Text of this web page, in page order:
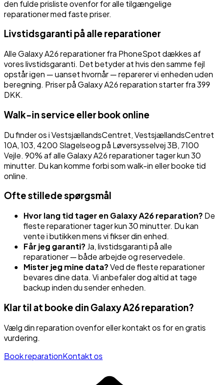
den fulde prisliste ovenfor for alle tilgængelige
reparationer med faste priser.
Livstidsgaranti på alle reparationer
AlleGalaxy A26reparationer fra PhoneSpot dækkes af
vores livstidsgaranti. Det betyder at hvis den samme fejl
opstår igen — uanset hvornår — reparerer vi enheden uden
beregning. Priser på Galaxy A26 reparation starter fra 399
DKK.
Walk-in service eller book online
Du finder os iVestsjællandsCentret,VestsjællandsCentret
10A, 103, 4200 Slagelseog på Løversysselvej 3B, 7100
Vejle. 90% af alleGalaxy A26reparationer tager kun 30
minutter. Du kan komme forbi som walk-in eller booke tid
online.
Ofte stillede spørgsmål
Hvor lang tid tager en Galaxy A26reparation? De
fleste reparationer tager kun 30 minutter. Du kan
vente i butikken mens vi fikser din enhed.
Får jeg garanti? Ja, livstidsgaranti på alle
reparationer — både arbejde og reservedele.
Mister jeg mine data?Ved de fleste reparationer
bevares dine data. Vi anbefaler dog altid at tage
backup inden du sender enheden.
Klar til at booke din Galaxy A26reparation?
Vælg din reparation ovenfor eller kontakt os for en gratis
vurdering.
Book reparationKontakt os